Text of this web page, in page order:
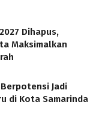
Dihapus,
Maksimalkan
Jadi
di Kota Samarinda